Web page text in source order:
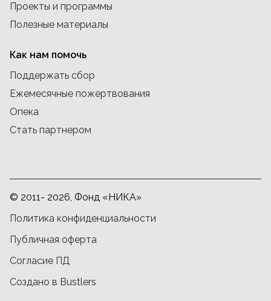
Проекты и программы
Полезные материалы
Как нам помочь
Поддержать сбор
Ежемесячные пожертвования
Опека
Стать партнером
© 2011- 2026, Фонд «НИКА»
Политика конфиденциальности
Публичная оферта
Согласие ПД
Создано в Bustlers